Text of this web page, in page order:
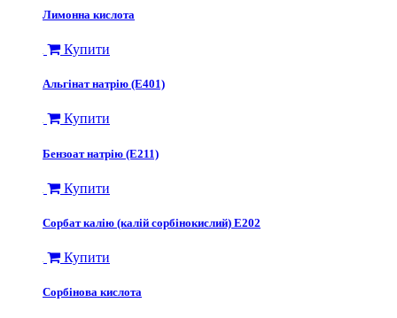
Лимонна кислота
Купити
Альгінат натрію (Е401)
Купити
Бензоат натрію (E211)
Купити
Сорбат калію (калій сорбінокислий) Е202
Купити
Сорбінова кислота